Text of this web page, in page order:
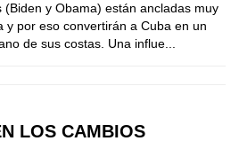
y Obama) están ancladas muy
y por eso convertirán a Cuba en un
de sus costas. Una influe...
LOS CAMBIOS